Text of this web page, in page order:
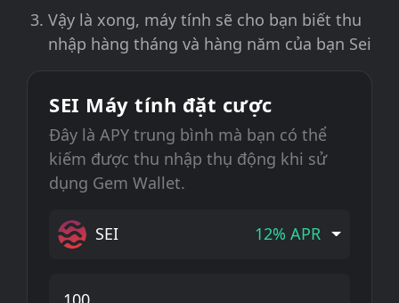
Vậy là xong, máy tính sẽ cho bạn biết thu
nhập hàng tháng và hàng năm của bạn Sei
SEI Máy tính đặt cược
Đây là APY trung bình mà bạn có thể
kiếm được thu nhập thụ động khi sử
dụng Gem Wallet.
SEI 12% APR